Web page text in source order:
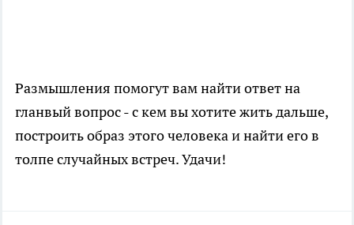
Размышления помогут вам найти ответ на
гланвый вопрос - с кем вы хотите жить дальше,
построить образ этого человека и найти его в
толпе случайных встреч. Удачи!